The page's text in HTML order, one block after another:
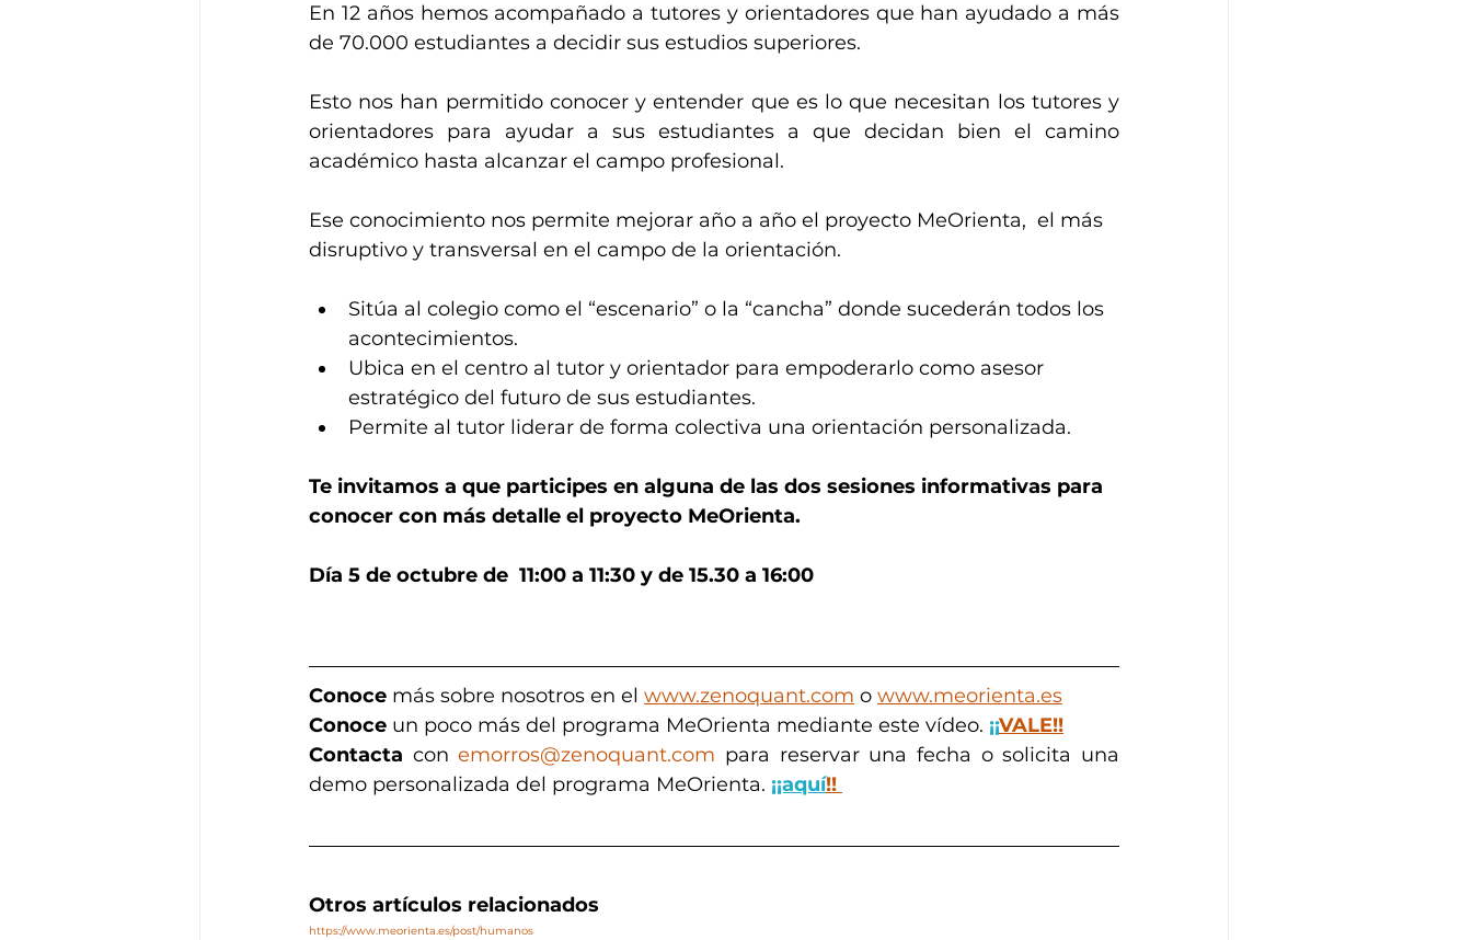
En 12 años hemos acompañado a tutores y orientadores que han ayudado a más
de 70.000 estudiantes a decidir sus estudios superiores.
Esto nos han permitido conocer y entender que es lo que necesitan los tutores y
orientadores para ayudar a sus estudiantes a que decidan bien el camino
académico hasta alcanzar el campo profesional.
Ese conocimiento nos permite mejorar año a año el proyecto MeOrienta,  el más
disruptivo y transversal en el campo de la orientación.
Sitúa al colegio como el “escenario” o la “cancha” donde sucederán todos los
acontecimientos.
Ubica en el centro al tutor y orientador para empoderarlo como asesor
estratégico del futuro de sus estudiantes.
Permite al tutor liderar de forma colectiva una orientación personalizada.
Te invitamos a que participes en alguna de las dos sesiones informativas para
conocer con más detalle el proyecto MeOrienta.
Día 5 de octubre de  11:00 a 11:30 y de 15.30 a 16:00
Conoce más sobre nosotros en el www.zenoquant.com o www.meorienta.es
Conoce un poco más del programa MeOrienta mediante este vídeo. ¡¡VALE!!
Contacta con emorros@zenoquant.com para reservar una fecha o solicita una
demo personalizada del programa MeOrienta. ¡¡aquí!!
Otros artículos relacionados
https://www.meorienta.es/post/humanos